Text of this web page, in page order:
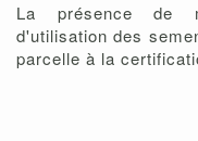
La présence de
d'utilisation des
parcelle à la